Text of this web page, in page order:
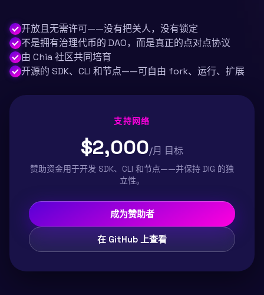
开放且无需许可——没有把关人，没有锁定
不是拥有治理代币的 DAO，而是真正的点对点协议
由 Chia 社区共同培育
开源的 SDK、CLI 和节点——可自由 fork、运行、扩展
支持网络
$2,000/月 目标
赞助资金用于开发 SDK、CLI 和节点——并保持 DIG 的独
立性。
成为赞助者
在 GitHub 上查看